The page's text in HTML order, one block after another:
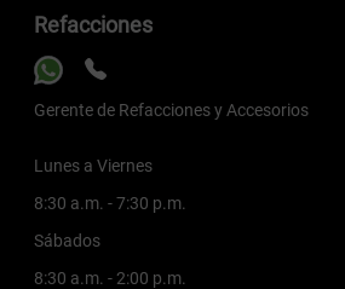
Refacciones
Gerente de Refacciones y Accesorios
Lunes a Viernes
8:30 a.m. - 7:30 p.m.
Sábados
8:30 a.m. - 2:00 p.m.